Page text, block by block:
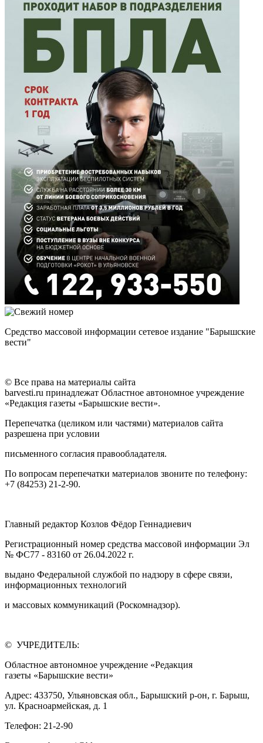
Средство массовой информации сетевое издание "Барышские
вести"
© Все права на материалы сайта
barvesti.ru принадлежат Областное автономное учреждение
«Редакция газеты «Барышские вести».
Перепечатка (целиком или частями) материалов сайта
разрешена при условии
письменного согласия правообладателя.
По вопросам перепечатки материалов звоните по телефону:
+7 (84253) 21-2-90.
Главный редактор Козлов Фёдор Геннадиевич
Регистрационный номер средства массовой информации Эл
№ ФС77 - 83160 от 26.04.2022 г.
выдано Федеральной службой по надзору в сфере связи,
информационных технологий
и массовых коммуникаций (Роскомнадзор).
© УЧРЕДИТЕЛЬ:
Областное автономное учреждение «Редакция
газеты «Барышские вести»
Адрес: 433750, Ульяновская обл., Барышский р-он, г. Барыш,
ул. Красноармейская, д. 1
Телефон: 21-2-90